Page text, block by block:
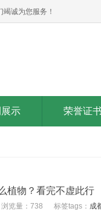
诚为您服务！
示 荣誉证书
植物？看完不虚此行
浏览量：738 标签tags： 成